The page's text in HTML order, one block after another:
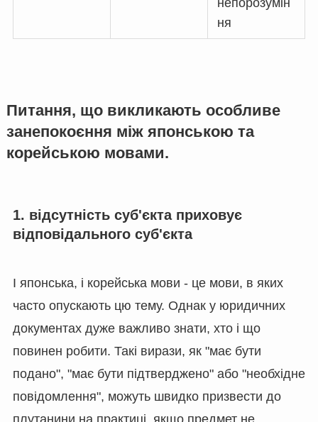
ня
Питання, що викликають особливе
занепокоєння між японською та
корейською мовами.
1. відсутність суб'єкта приховує
відповідального суб'єкта
І японська, і корейська мови - це мови, в яких
часто опускають цю тему. Однак у юридичних
документах дуже важливо знати, хто і що
повинен робити. Такі вирази, як "має бути
подано", "має бути підтверджено" або "необхідне
повідомлення", можуть швидко призвести до